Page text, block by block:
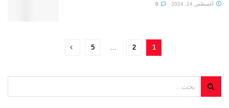
أغسطس 14, 2024
1
2
…
5